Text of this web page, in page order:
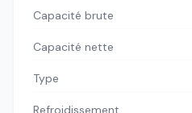
Capacité brute
Capacité nette
Type
Refroidissement